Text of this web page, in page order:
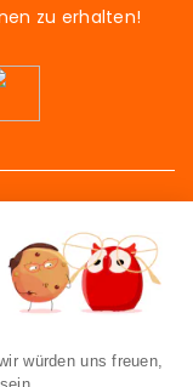
zu erhalten!
würden uns freuen,